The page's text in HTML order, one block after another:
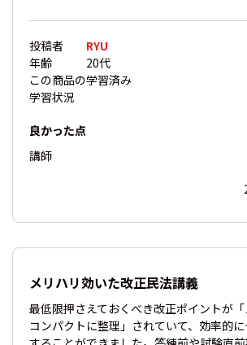
投稿者
RYU
年齢
20代
この商品の
学習状況
学習済み
良かった点
講師
メリハリ効いた改正民法講義
最低限押さえておくべき改正ポイントが
コンパクトに整理」されていて、効率的